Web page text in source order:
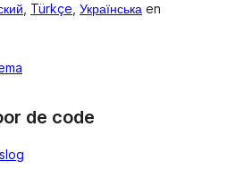
, Türkçe, Українська en
de code